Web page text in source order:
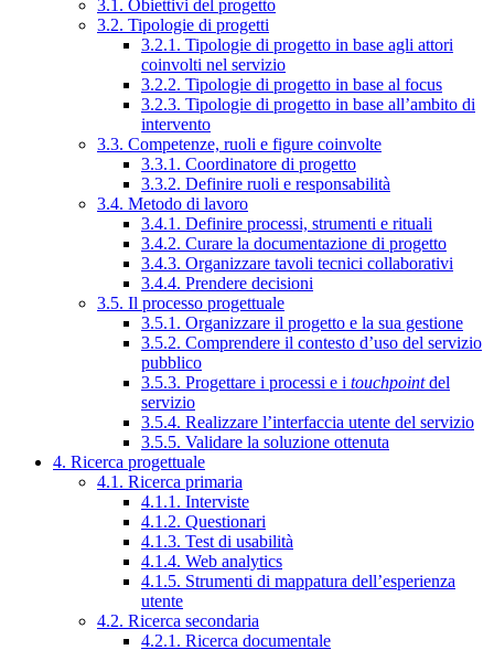
3.1. Obiettivi del progetto
3.2. Tipologie di progetti
3.2.1. Tipologie di progetto in base agli attori
coinvolti nel servizio
3.2.2. Tipologie di progetto in base al focus
3.2.3. Tipologie di progetto in base all’ambito di
intervento
3.3. Competenze, ruoli e figure coinvolte
3.3.1. Coordinatore di progetto
3.3.2. Definire ruoli e responsabilità
3.4. Metodo di lavoro
3.4.1. Definire processi, strumenti e rituali
3.4.2. Curare la documentazione di progetto
3.4.3. Organizzare tavoli tecnici collaborativi
3.4.4. Prendere decisioni
3.5. Il processo progettuale
3.5.1. Organizzare il progetto e la sua gestione
3.5.2. Comprendere il contesto d’uso del servizio
pubblico
3.5.3. Progettare i processi e i touchpointdel
servizio
3.5.4. Realizzare l’interfaccia utente del servizio
3.5.5. Validare la soluzione ottenuta
4. Ricerca progettuale
4.1. Ricerca primaria
4.1.1. Interviste
4.1.2. Questionari
4.1.3. Test di usabilità
4.1.4. Web analytics
4.1.5. Strumenti di mappatura dell’esperienza
utente
4.2. Ricerca secondaria
4.2.1. Ricerca documentale